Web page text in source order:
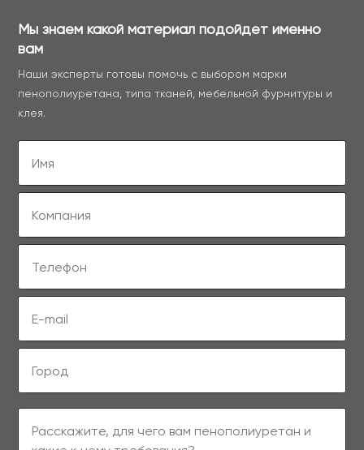
Мы знаем какой материал подойдет именно
вам
Наши эксперты готовы помочь с выбором марки
пенополиуретана, типа тканей, мебельной фурнитуры и
клея.